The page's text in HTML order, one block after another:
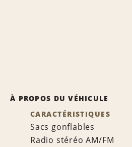
À PROPOS DU VÉHICULE
CARACTÉRISTIQUES
Sacs gonflables
Radio stéréo AM/FM